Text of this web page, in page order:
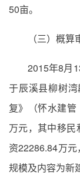
50亩。
（三）概
2015年8月
于辰溪县柳树
复》（怀水建
万元，其中移
资22286.84万
规模及内容为新